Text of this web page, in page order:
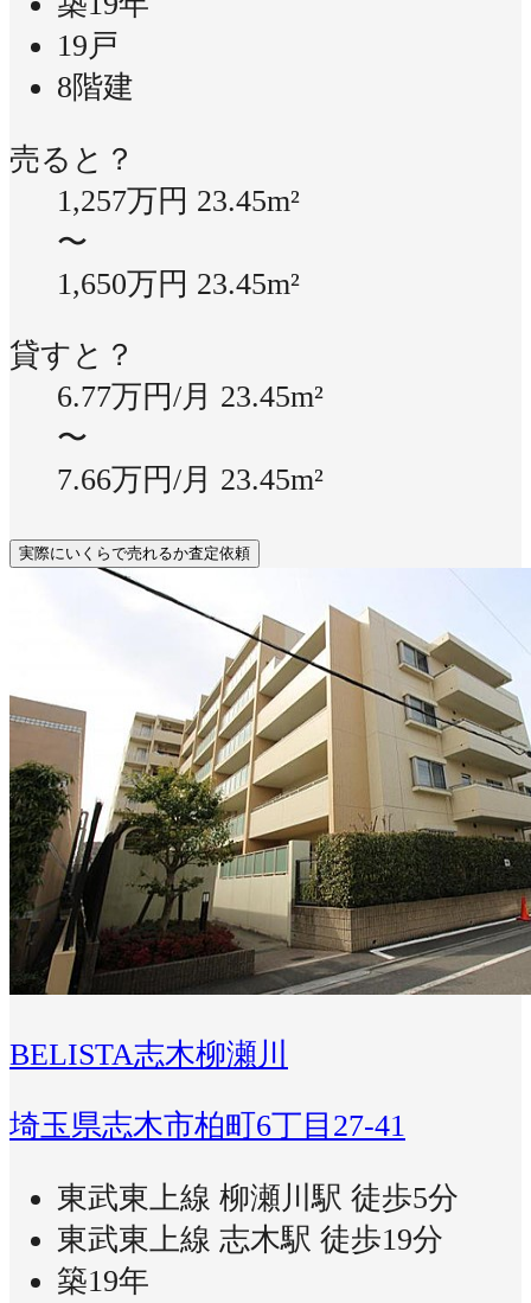
19戸
8階建
売ると？
1,257万円 23.45m²
〜
1,650万円 23.45m²
貸すと？
6.77万円/月 23.45m²
〜
7.66万円/月 23.45m²
実際にいくらで売れるか査定依頼
BELISTA志木柳瀬川
埼玉県志木市柏町6丁目27-41
東武東上線 柳瀬川駅 徒歩5分
東武東上線 志木駅 徒歩19分
築19年